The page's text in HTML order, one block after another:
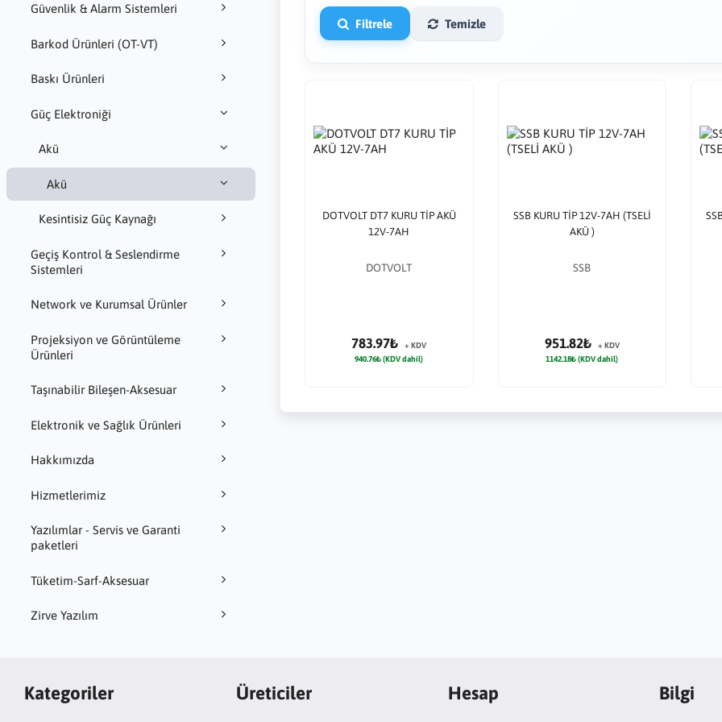
Güvenlik & Alarm Sistemleri
Barkod Ürünleri (OT-VT)
Baskı Ürünleri
Güç Elektroniği
Akü
Akü
Kesintisiz Güç Kaynağı
Geçiş Kontrol & Seslendirme
Sistemleri
Network ve Kurumsal Ürünler
Projeksiyon ve Görüntüleme
Ürünleri
Taşınabilir Bileşen-Aksesuar
Elektronik ve Sağlık Ürünleri
Hakkımızda
Hizmetlerimiz
Yazılımlar - Servis ve Garanti
paketleri
Tüketim-Sarf-Aksesuar
Zirve Yazılım
Filtrele Temizle
DOTVOLT DT7 KURU TİP AKÜ
12V-7AH
DOTVOLT
783.97₺
+ KDV
940.76₺ (KDV dahil)
SSB KURU TİP 12V-7AH (TSELİ
AKÜ )
SSB
951.82₺
+ KDV
1142.18₺ (KDV dahil)
Kategoriler Üreticiler Hesap Bilgi